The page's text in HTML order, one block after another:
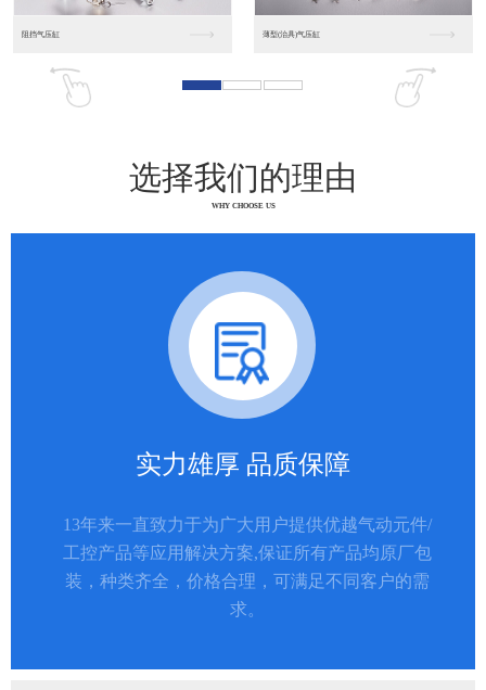
松下人机界面DP10... 数字光钎传感器FX-...
选择我们的理由
WHY CHOOSE US
实力雄厚 品质保障
13年来一直致力于为广大用户提供优越气动元件/
工控产品等应用解决方案,保证所有产品均原厂包
装，种类齐全，价格合理，可满足不同客户的需
求。